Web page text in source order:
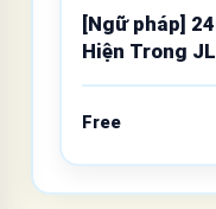
[Ngữ pháp]
Hiện Trong
Free